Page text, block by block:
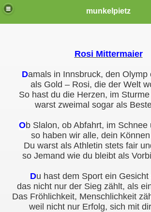
munkelpietz
Rosi Mittermaier
Damals in Innsbruck, den Olymp
als Gold – Rosi, die der Welt
So hast du die Herzen, im
warst zweimal sogar als
Ob Slalon, ob Abfahrt, im Schnee
so haben wir alle, dein Können
Du warst als Athletin stets fair
so Jemand wie du bleibt als
Du hast dem Sport ein Gesicht
das nicht nur der Sieg zählt, als
Das Fröhlichkeit, Menschlichkeit
weil nicht nur Erfolg, sich mit